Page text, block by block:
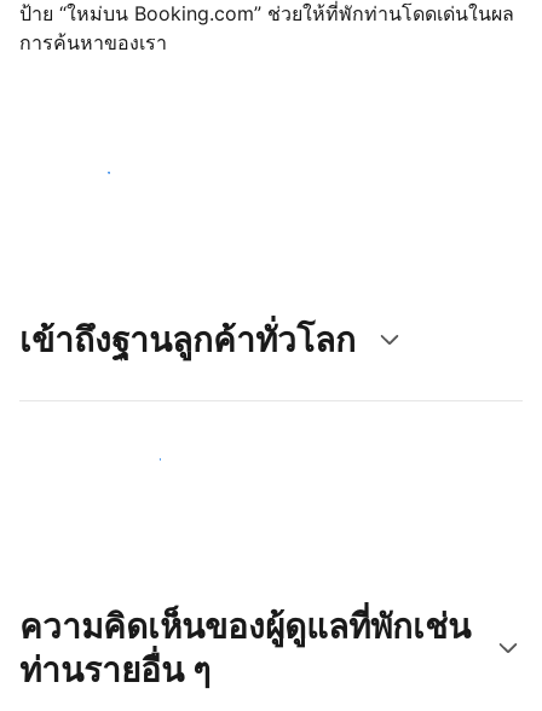
ป้าย “ใหม่บน Booking.com” ช่วยให้ที่พักท่านโดดเด่นในผล
การค้นหาของเรา
เริ่มต้นตั้งแต่วันนี้
เข้าถึงฐานลูกค้าทั่วโลก
เข้าถึงลูกค้าใหม่ ๆ ตั้งแต่วันนี้
ความคิดเห็นของผู้ดูแลที่พักเช่น
ท่านรายอื่น ๆ